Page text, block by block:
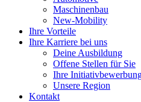
Maschinenbau
New-Mobility
Ihre Vorteile
Ihre Karriere bei uns
Deine Ausbildung
Offene Stellen für Sie
Ihre
Unsere Region
Kontakt